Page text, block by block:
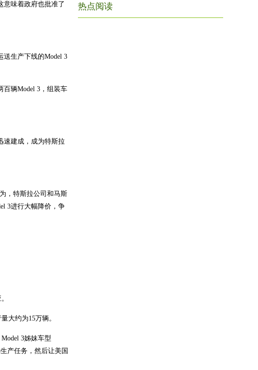
意味着政府也批准了
送生产下线的Model 3
百辆Model 3，组装车
速建成，成为特斯拉
，特斯拉公司和马斯
3进行大幅降价，争
大约为15万辆。
3姊妹车型
产任务，然后让美国
热点阅读